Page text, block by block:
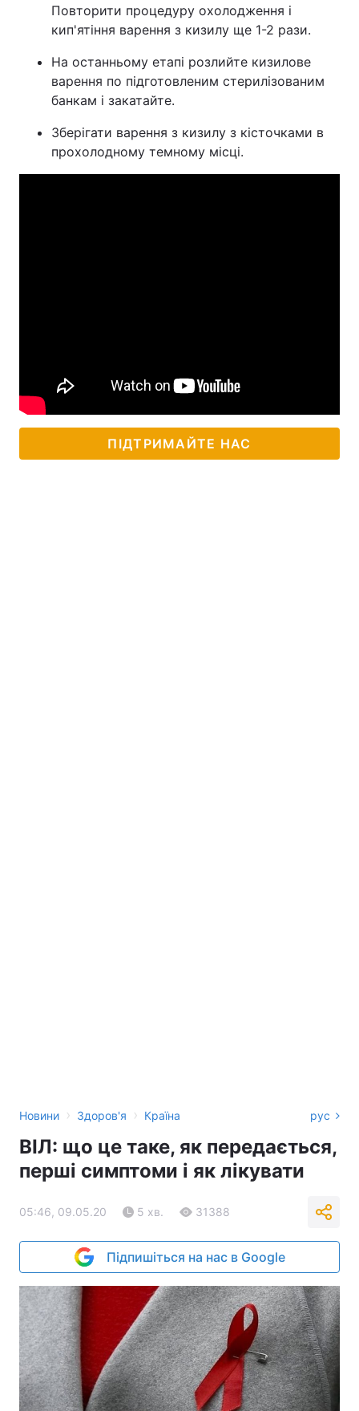
Повторити процедуру охолодження і
кип'ятіння варення з кизилу ще 1-2 рази.
На останньому етапі розлийте кизилове
варення по підготовленим стерилізованим
банкам і закатайте.
Зберігати варення з кизилу з кісточками в
прохолодному темному місці.
ПІДТРИМАЙТЕ НАС
Новини › Здоров'я › Країна рус
ВІЛ: що це таке, як передається,
перші симптоми і як лікувати
05:46, 09.05.20 5 хв. 31388
Підпишіться на нас в Google